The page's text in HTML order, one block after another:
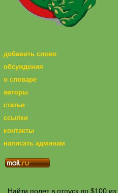
добавить слово
обсуждения
о словаре
авторы
статьи
ссылки
контакты
написать админам
Найти полет в отпуск до $100 из: